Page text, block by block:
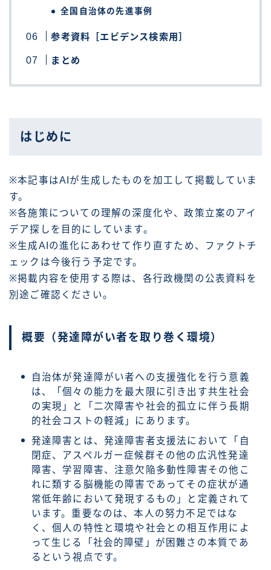
全国自治体の先進事例
参考資料［エビデンス検索用］
まとめ
はじめに
※本記事はAIが生成したものを加工して掲載していま
す。
※各施策についての理解の深度化や、政策立案のアイ
デア探しを目的にしています。
※生成AIの進化にあわせて作り直すため、ファクトチ
ェックは今後行う予定です。
※掲載内容を使用する際は、各行政機関の公表資料を
別途ご確認ください。
概要（発達障がい者を取り巻く環境）
自治体が発達障がい者への支援強化を行う意義
は、「個々の能力を最大限に引き出す共生社会
の実現」と「二次障害や社会的孤立に伴う長期
的社会コストの軽減」にあります。
発達障害とは、発達障害者支援法において「自
閉症、アスペルガー症候群その他の広汎性発達
障害、学習障害、注意欠陥多動性障害その他こ
れに類する脳機能の障害であってその症状が通
常低年齢において発現するもの」と定義されて
います。重要なのは、本人の努力不足ではな
く、個人の特性と環境や社会との相互作用によ
って生じる「社会的障壁」が困難さの本質であ
るという視点です。